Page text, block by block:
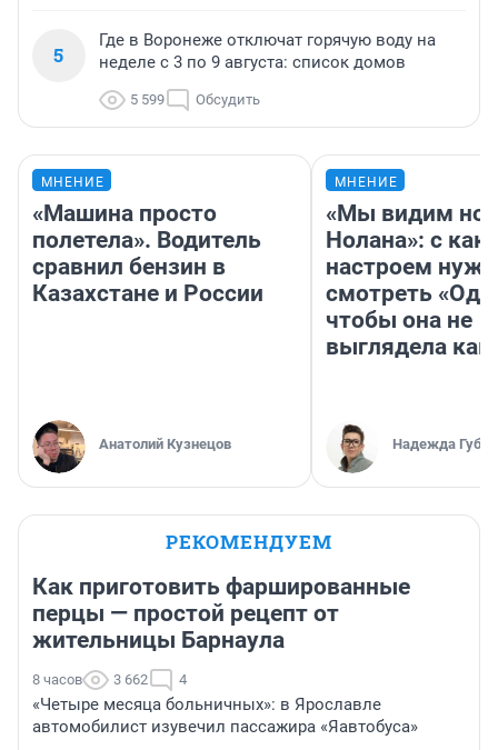
5
Где в Воронеже отключат горячую воду на
неделе с 3 по 9 августа: список домов
5 599 Обсудить
МНЕНИЕ
«Машина просто
полетела». Водитель
сравнил бензин в
Казахстане и России
Анатолий Кузнецов
МНЕНИЕ
«Мы видим
Нолана»: с
настроем
смотреть
чтобы она не
выглядела как
Надежда
РЕКОМЕНДУЕМ
Как приготовить фаршированные
перцы — простой рецепт от
жительницы Барнаула
8 часов 3 662 4
«Четыре месяца больничных»: в Ярославле
автомобилист изувечил пассажира «Яавтобуса»